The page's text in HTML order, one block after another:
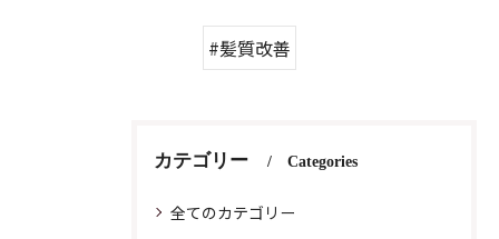
#髪質改善
カテゴリー Categories
全てのカテゴリー